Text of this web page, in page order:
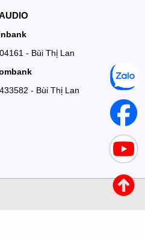
- Bùi Thị Lan
- Bùi Thị Lan